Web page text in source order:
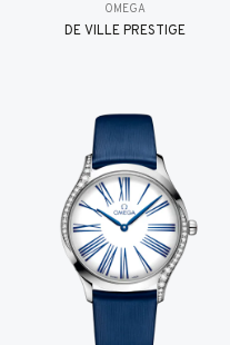
OMEGA
DE VILLE PRESTIGE